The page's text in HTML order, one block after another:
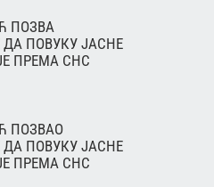
ПОЗВА
ПОВУКУ ЈАСНЕ
ПРЕМА СНС
ПОЗВАО
ПОВУКУ ЈАСНЕ
ПРЕМА СНС